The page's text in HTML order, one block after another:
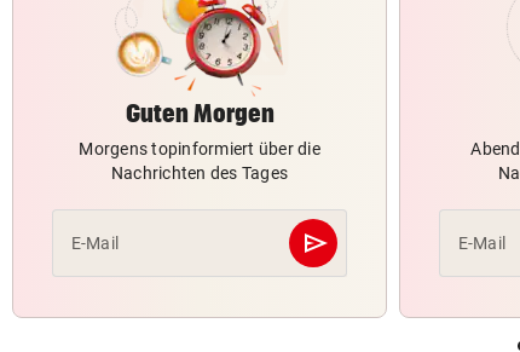
Guten Morgen
Morgens topinformiert über die
Nachrichten des Tages
E-Mail send
Abschicken E-Mail